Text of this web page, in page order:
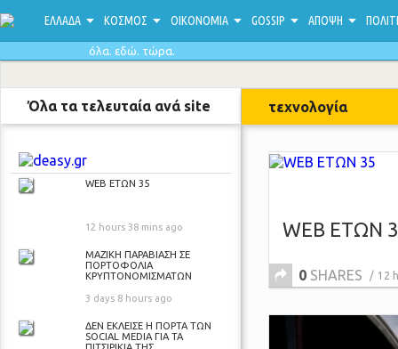
ΕΛΛΑΔΑ ΚΟΣΜΟΣ ΟΙΚΟΝΟΜΙΑ GOSSIP ΑΠΟΨΗ
όλα. εδώ. τώρα.
Όλα τα τελευταία ανά site
WEB ΕΤΩΝ 35
12 hours 38 mins ago
ΜΑΖΙΚΗ ΠΑΡΑΒΙΑΣΗ ΣΕ
ΠΟΡΤΟΦΟΛΙΑ
ΚΡΥΠΤΟΝΟΜΙΣΜΑΤΩΝ
3 days 8 hours ago
ΔΕΝ ΕΚΛΕΙΣΕ Η ΠΟΡΤΑ ΤΩΝ
SOCIAL MEDIA ΓΙΑ ΤΑ
τεχνολογία
WEB ΕΤΩΝ
0 SHARES 12